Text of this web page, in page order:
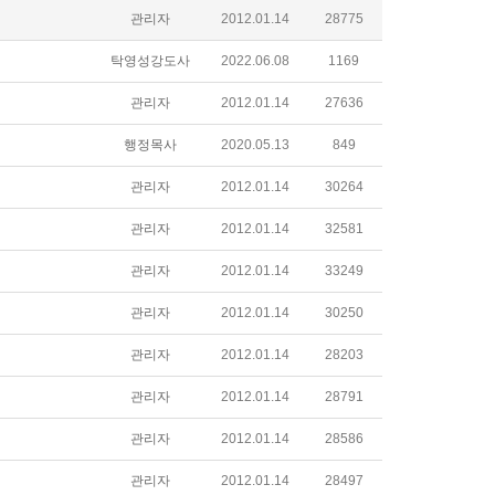
관리자 2012.01.14 28775
탁영성강도사 2022.06.08 1169
관리자 2012.01.14 27636
행정목사 2020.05.13 849
관리자 2012.01.14 30264
관리자 2012.01.14 32581
관리자 2012.01.14 33249
관리자 2012.01.14 30250
관리자 2012.01.14 28203
관리자 2012.01.14 28791
관리자 2012.01.14 28586
관리자 2012.01.14 28497